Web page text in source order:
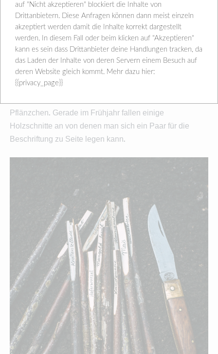
Diese simple und geniale Lösung für die Beschriftung der
Pflanzen ist einfach super! Ich bin vor ein paar Jahren im
Internet auf der Suche nach Alternative zu den
Plastikschildern gewesen und dann auf diese hübschen
Holzstäbchen gestoßen. Seitdem verwende ich nur noch
diese Form der Beschriftung. Das Praktische ist, man
kann Sie gleichzeitig dazu verwenden die Saatlöcher zu
graben und ebenfalls zum Pikieren der jungen
Pflänzchen. Gerade im Frühjahr fallen einige
Holzschnitte an von denen man sich ein Paar für die
Beschriftung zu Seite legen kann.
auf "Nicht akzeptieren" blockiert die Inhalte von
Drittanbietern. Diese Anfragen können dann meist einzeln
akzeptiert werden damit die Inhalte korrekt dargestellt
werden. In diesem Fall oder beim klicken auf "Akzeptieren"
kann es sein dass Drittanbieter deine Handlungen tracken, da
das Laden der Inhalte von deren Servern einem Besuch auf
deren Website gleich kommt. Mehr dazu hier:
{{privacy_page}}